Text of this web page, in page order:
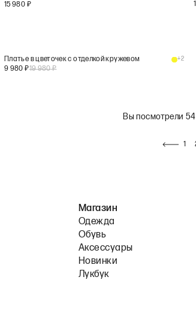
15 980 ₽
Платье в цветочек с отделкой кружевом
9 980 ₽19 980₽
+2
Вы посмотрели
1
Магазин
Одежда
Обувь
Аксессуары
Новинки
Лукбук